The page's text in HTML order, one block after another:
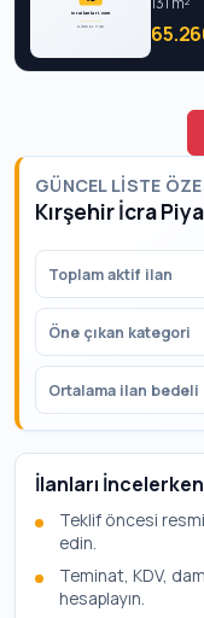
GÜNCEL LISTE
Kırşehir İcra
Toplam aktif ilan
Öne çıkan kategori
Ortalama ilan bedeli
İlanları
Teklif öncesi
edin.
Teminat, KDV,
hesaplayın.